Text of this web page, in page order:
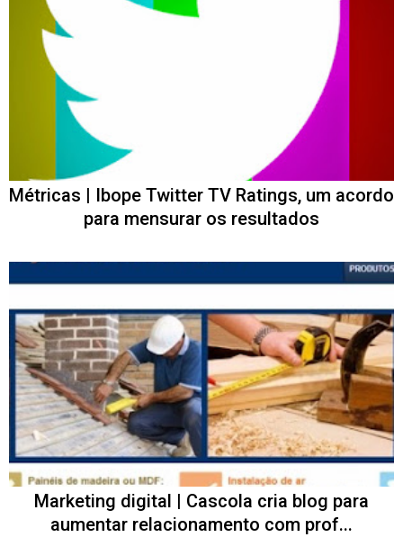
Métricas | Ibope Twitter TV Ratings, um acordo
para mensurar os resultados
Marketing digital | Cascola cria blog para
aumentar relacionamento com prof...